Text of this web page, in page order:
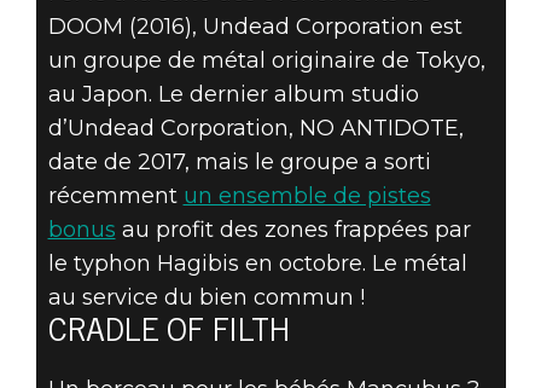
DOOM (2016), Undead Corporation est
un groupe de métal originaire de Tokyo,
au Japon. Le dernier album studio
d’Undead Corporation, NO ANTIDOTE,
date de 2017, mais le groupe a sorti
récemment un ensemble de pistes
bonus au profit des zones frappées par
le typhon Hagibis en octobre. Le métal
au service du bien commun !
CRADLE OF FILTH